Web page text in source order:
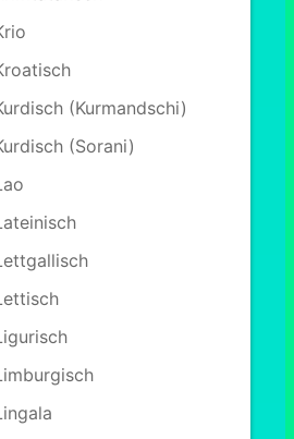
(Kurmandschi)
(Sorani)